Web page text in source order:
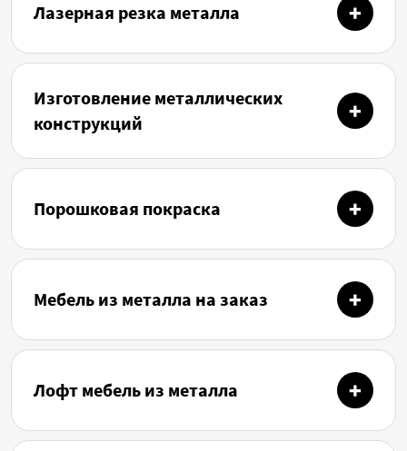
Лазерная резка металла
Изготовление металлических
конструкций
Порошковая покраска
Мебель из металла на заказ
Лофт мебель из металла